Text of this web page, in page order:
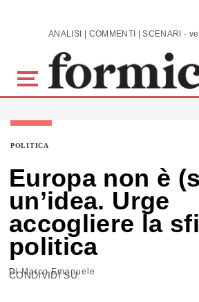
Skip to main content
POLITICA
Europa non è
un’idea. Urge
accogliere la
politica
DiMarco Emanuele
CONDIVIDI SU: